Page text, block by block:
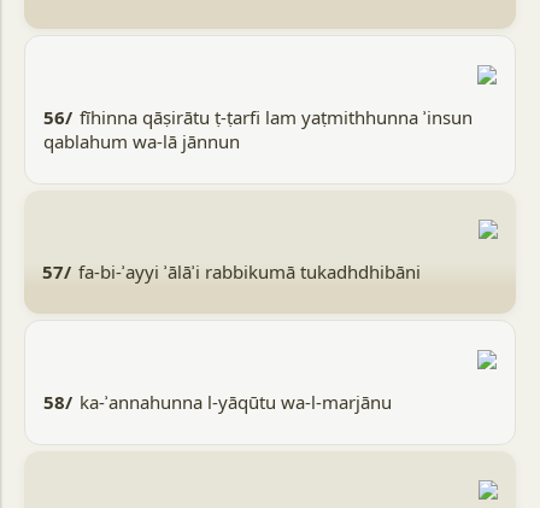
56/ fīhinna qāṣirātu ṭ-ṭarfi lam yaṭmithhunna ʾinsun
qablahum wa-lā jānnun
57/ fa-bi-ʾayyi ʾālāʾi rabbikumā tukadhdhibāni
58/ ka-ʾannahunna l-yāqūtu wa-l-marjānu